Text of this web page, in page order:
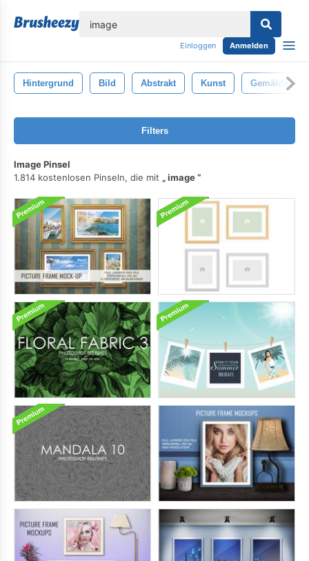
Einloggen Anmelden
Hintergrund Bild Abstrakt Kunst Gemälde
Filters
Image Pinsel
1.814 kostenlosen Pinseln, die mit
image